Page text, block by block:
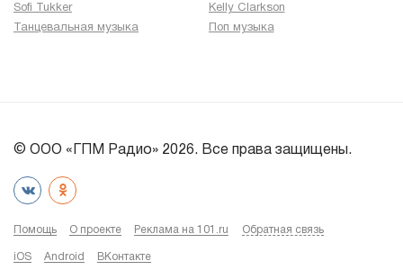
Sofi Tukker
Танцевальная музыка
Kelly Clarkson
Поп музыка
© ООО «ГПМ Радио» 2026. Все права защищены.
Помощь О проекте Реклама на 101.ru Обратная связь
iOS Android ВКонтакте